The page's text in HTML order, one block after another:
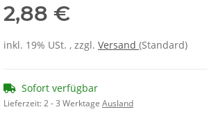
2,88 €
inkl. 19% USt. , zzgl. Versand (Standard)
Sofort verfügbar
Lieferzeit:2 - 3 Werktage Ausland